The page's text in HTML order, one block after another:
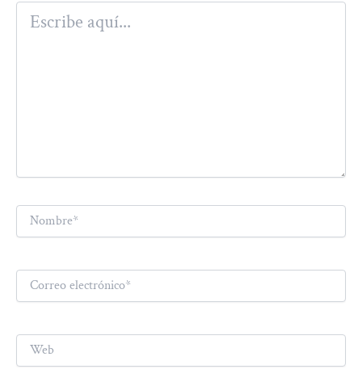
Escribe
aquí...
Nombre*
Correo
electrónico*
Web